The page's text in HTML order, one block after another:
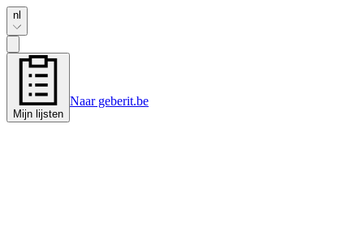
nl
Mijn lijsten
Naar geberit.be